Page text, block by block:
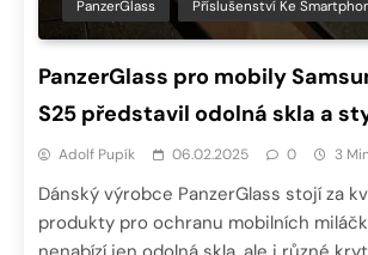
PanzerGlass Příslušenství Ke
PanzerGlass pro mobily
S25 představil odolná skla a
Adolf Pupík 06.02.2025 0 3
Dánský výrobce PanzerGlass stojí za
produkty pro ochranu mobilních